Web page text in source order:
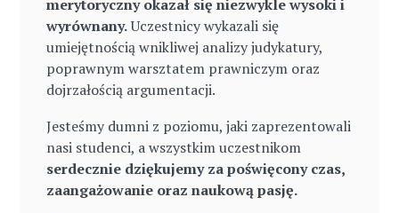
merytoryczny okazał się niezwykle wysoki i
wyrównany.Uczestnicy wykazali się
umiejętnością wnikliwej analizy judykatury,
poprawnym warsztatem prawniczym oraz
dojrzałością argumentacji.
Jesteśmy dumni z poziomu, jaki zaprezentowali
nasi studenci, a wszystkim uczestnikom
serdecznie dziękujemy za poświęcony czas,
zaangażowanie oraz naukową pasję.